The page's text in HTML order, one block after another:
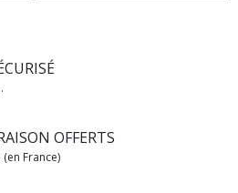
OFFERTS
France)